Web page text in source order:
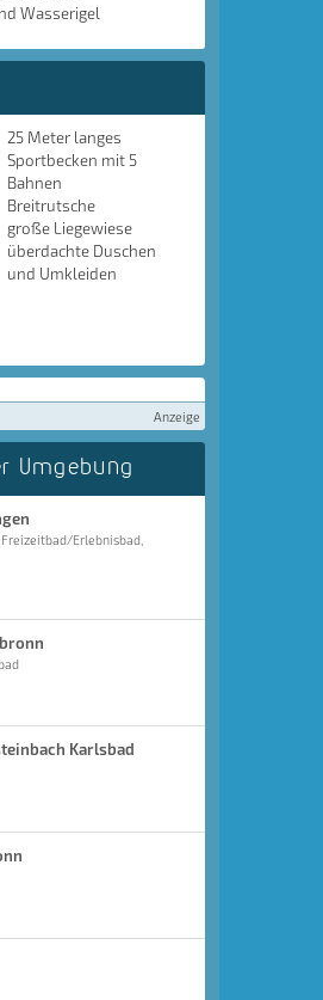
Wasserigel
25 Meter langes
Sportbecken mit 5
Bahnen
Breitrutsche
große Liegewiese
überdachte Duschen
und Umkleiden
Anzeige
Umgebung
Erlebnisbad,
Karlsbad